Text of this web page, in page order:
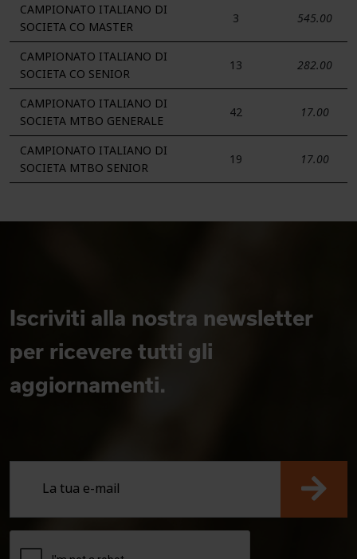
CAMPIONATO ITALIANO DI
SOCIETA CO MASTER
3 545.00
CAMPIONATO ITALIANO DI
SOCIETA CO SENIOR
13 282.00
CAMPIONATO ITALIANO DI
SOCIETA MTBO GENERALE
42 17.00
CAMPIONATO ITALIANO DI
SOCIETA MTBO SENIOR
19 17.00
Iscriviti alla nostra newsletter
per ricevere tutti gli
aggiornamenti.